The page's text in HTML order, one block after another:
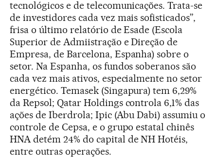
tecnológicos e de telecomunicações. Trata-se
de investidores cada vez mais sofisticados”,
frisa o último relatório de Esade (Escola
Superior de Admiistração e Direção de
Empresa, de Barcelona, Espanha) sobre o
setor. Na Espanha, os fundos soberanos são
cada vez mais ativos, especialmente no setor
energético. Temasek (Singapura) tem 6,29%
da Repsol; Qatar Holdings controla 6,1% das
ações de Iberdrola; Ipic (Abu Dabi) assumiu o
controle de Cepsa, e o grupo estatal chinês
HNA detém 24% do capital de NH Hotéis,
entre outras operações.